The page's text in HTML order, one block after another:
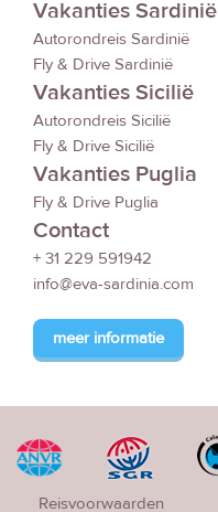
Vakanties Sardinië
Autorondreis Sardinië
Fly & Drive Sardinië
Vakanties Sicilië
Autorondreis Sicilië
Fly & Drive Sicilië
Vakanties Puglia
Fly & Drive Puglia
Contact
+ 31 229 591942
info@eva-sardinia.com
meer informatie
Reisvoorwaarden